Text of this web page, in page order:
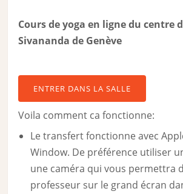
Cours de yoga en ligne du centre
Sivananda de Genève
ENTRER DANS LA SALLE
Voila comment ca fonctionne:
Le transfert fonctionne avec
Window. De préférence utiliser
une caméra qui vous permettra
professeur sur le grand écran